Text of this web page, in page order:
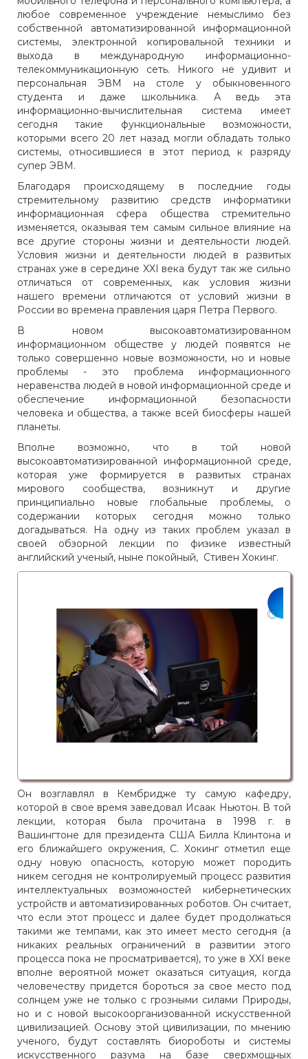
любое современное учреждение немыслимо без
собственной автоматизированной информационной
системы, электронной копировальной техники и
выхода в международную информационно-
телекоммуникационную сеть. Никого не удивит и
персональная ЭВМ на столе у обыкновенного
студента и даже школьника. А ведь эта
информационно-вычислительная система имеет
сегодня такие функциональные возможности,
которыми всего 20 лет назад могли обладать только
системы, относившиеся в этот период к разряду
супер ЭВМ.
Благодаря происходящему в последние годы
стремительному развитию средств информатики
информационная сфера общества стремительно
изменяется, оказывая тем самым сильное влияние на
все другие стороны жизни и деятельности людей.
Условия жизни и деятельности людей в развитых
странах уже в середине XXI века будут так же сильно
отличаться от современных, как условия жизни
нашего времени отличаются от условий жизни в
России во времена правления царя Петра Первого.
В новом высокоавтоматизированном
информационном обществе у людей появятся не
только совершенно новые возможности, но и новые
проблемы - это проблема информационного
неравенства людей в новой информационной среде и
обеспечение информационной безопасности
человека и общества, а также всей биосферы нашей
планеты.
Вполне возможно, что в той новой
высокоавтоматизированной информационной среде,
которая уже формируется в развитых странах
мирового сообщества, возникнут и другие
принципиально новые глобальные проблемы, о
содержании которых сегодня можно только
догадываться. На одну из таких проблем указал в
своей обзорной лекции по физике известный
английский ученый, ныне покойный, Стивен Хокинг.
Он возглавлял в Кембридже ту самую кафедру,
которой в свое время заведовал Исаак Ньютон. В той
лекции, которая была прочитана в 1998 г. в
Вашингтоне для президента США Билла Клинтона и
его ближайшего окружения, С. Хокинг отметил еще
одну новую опасность, которую может породить
никем сегодня не контролируемый процесс развития
интеллектуальных возможностей кибернетических
устройств и автоматизированных роботов. Он считает,
что если этот процесс и далее будет продолжаться
такими же темпами, как это имеет место сегодня (а
никаких реальных ограничений в развитии этого
процесса пока не просматривается), то уже в XXI веке
вполне вероятной может оказаться ситуация, когда
человечеству придется бороться за свое место под
солнцем уже не только с грозными силами Природы,
но и с новой высокоорганизованной искусственной
цивилизацией. Основу этой цивилизации, по мнению
ученого, будут составлять биороботы и системы
искусственного разума на базе сверхмощных